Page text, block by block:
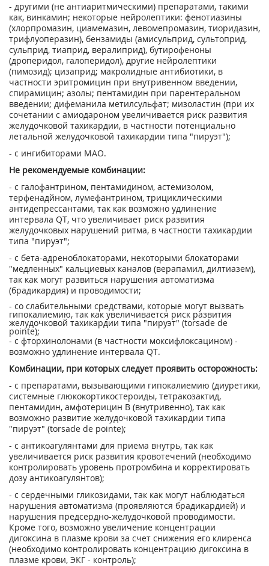
- другими (не антиаритмическими) препаратами, такими
как, винкамин; некоторые нейролептики: фенотиазины
(хлорпромазин, циамемазин, левомепромазин, тиоридазин,
трифлуоперазин), бензамиды (амисульприд, сультоприд,
сульприд, тиаприд, вералиприд), бутирофеноны
(дроперидол, галоперидол), другие нейролептики
(пимозид); цизаприд; макролидные антибиотики, в
частности эритромицин при внутривенном введении,
спирамицин; азолы; пентамидин при парентеральном
введении; дифеманила метилсульфат; мизоластин (при их
сочетании с амиодароном увеличивается риск развития
желудочковой тахи­кардии, в частности потенциально
летальной желудочковой тахикардии типа "пируэт");
- с ингибиторами МАО.
Не рекомендуемые комбинации:
- с галофантрином, пентамидином, астемизолом,
терфенадйном, лумефантрином, трициклическими
антидепрессантами, так как возможно удлинение
интервала QT, что уве­личивает риск развития
желудочковых нарушений ритма, в частности тахикардии
типа "пируэт";
- с бета-адреноблокаторами, некоторыми блокаторами
"медленных" кальциевых каналов (верапамил, дилтиазем),
так как могут развиться нарушения автоматизма
(брадикар­дия) и проводимости;
- со слабительными средствами, которые могут вызвать
гипокалиемию, так как увеличивается риск развития
желудочковой тахикардии типа "пируэт" (torsade de
pointe);
- с фторхинолонами (в частности моксифлоксацином) -
возможно удлинение интер­вала QT.
Комбинации, при которых следует проявить осторожность:
- с препаратами, вызывающими гипокалиемию (диуретики,
системные глюкокортикостероиды, тетракозактид,
пентамидин, амфотерицин В (внутривенно), так как
возможно развитие желудочковой тахикардии типа
"пируэт" (torsade de pointe);
- с антикоагулянтами для приема внутрь, так как
увеличивается риск развития кровотечений (необходимо
контролировать уровень протромбина и корректировать
дозу анти­коагулянтов);
- с сердечными гликозидами, так как могут наблюдаться
нарушения автоматизма (проявляются брадикардией) и
нарушения предсердно-желудочковой проводимости.
Кроме того, возможно увеличение концентрации
дигоксина в плазме крови за счет снижения его клиренса
(необходимо контролировать концентрацию дигоксина в
плазме крови, ЭКГ - контроль);